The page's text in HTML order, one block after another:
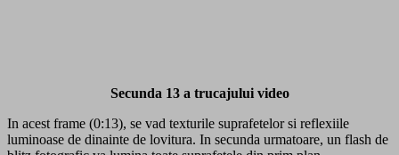
Secunda 13 a trucajului video
In acest frame (0:13), se vad texturile suprafetelor si reflexiile
luminoase de dinainte de lovitura. In secunda urmatoare, un flash de